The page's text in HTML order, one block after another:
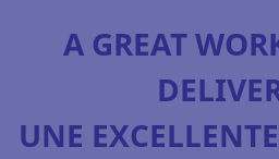
A GREAT
UNE